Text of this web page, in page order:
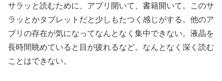
サラッと読むために、アプリ開いて、書籍開いて。このサ
ラッとかタブレットだと少しもたつく感じがする。他のア
プリの存在が気になってなんとなく集中できない。液晶を
長時間眺めていると目が疲れるなど。なんとなく深く読む
ことはできない。